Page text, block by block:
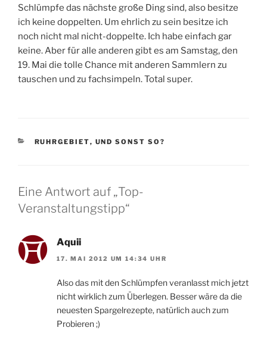
Schlümpfe das nächste große Ding sind, also besitze
ich keine doppelten. Um ehrlich zu sein besitze ich
noch nicht mal nicht-doppelte. Ich habe einfach gar
keine. Aber für alle anderen gibt es am Samstag, den
19. Mai die tolle Chance mit anderen Sammlern zu
tauschen und zu fachsimpeln. Total super.
KATEGORIEN
RUHRGEBIET, UND SONST SO?
Eine Antwort auf „Top-
Veranstaltungstipp“
Aquii
17. MAI 2012 UM 14:34 UHR
Also das mit den Schlümpfen veranlasst mich jetzt
nicht wirklich zum Überlegen. Besser wäre da die
neuesten Spargelrezepte, natürlich auch zum
Probieren ;)